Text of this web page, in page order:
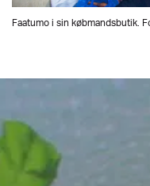
Faatumo i sin købmandsbutik.